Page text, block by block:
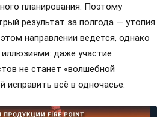
планирования. Поэтому
результат за полгода — утопия.
направлении ведется, однако
даже участие
не станет «волшебной
исправить всё в одночасье.